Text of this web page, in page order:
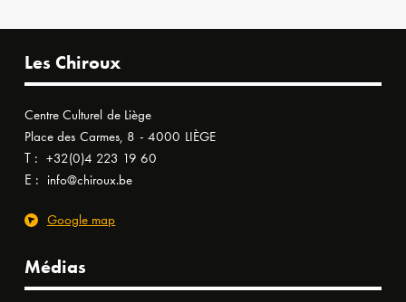
Les Chiroux
Centre Culturel de Liège
Place des Carmes, 8 - 4000 LIÈGE
T : +32(0)4 223 19 60
E : info@chiroux.be
Google map
Médias